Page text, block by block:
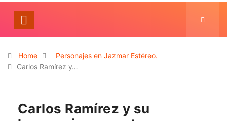
Home
Personajes en Jazmar Estéreo.
Carlos Ramírez y…
Carlos Ramírez y su